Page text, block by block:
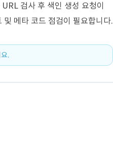
검사 후 색인 생성 요청이
메타 코드 점검이 필요합니다.
.